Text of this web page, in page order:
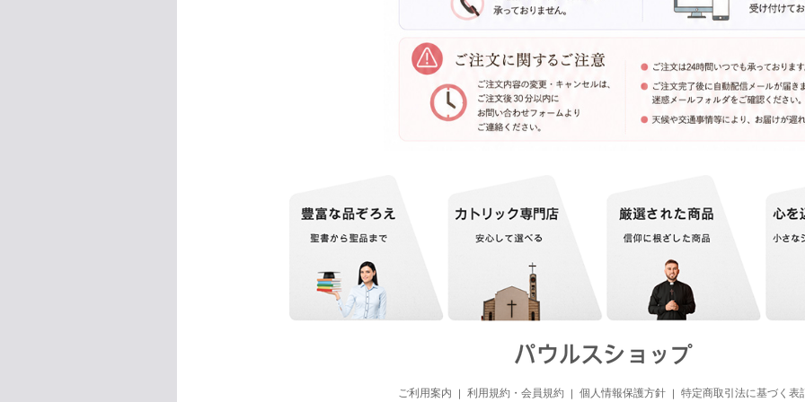
ご利用案内 ｜ 利用規約・会員規約 ｜ 個人情報保護方針｜ 特定商取引法に基づく表